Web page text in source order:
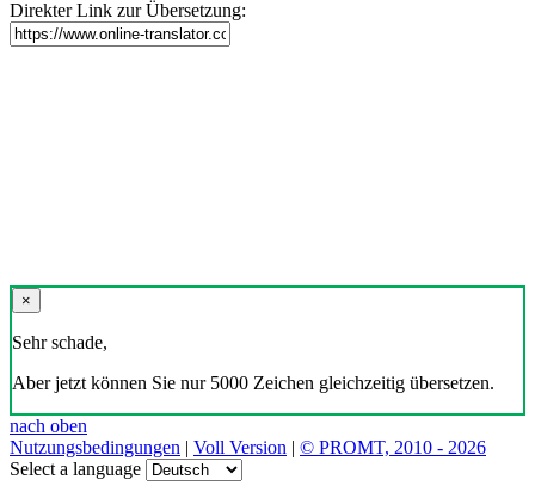
Direkter Link zur Übersetzung:
×
Sehr schade,
Aber jetzt können Sie nur 5000 Zeichen gleichzeitig übersetzen.
nach oben
Nutzungsbedingungen | Voll Version | © PROMT, 2010 - 2026
Select a language